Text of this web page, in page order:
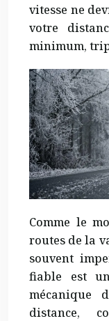
vitesse ne
votre
minimum,
Comme le
routes de la
souvent
fiable est
mécanique
distance,